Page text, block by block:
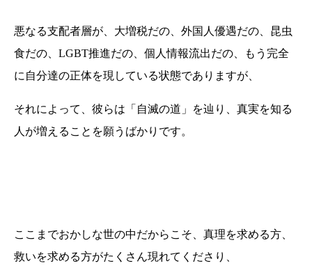
悪なる支配者層が、大増税だの、外国人優遇だの、昆虫
食だの、LGBT推進だの、個人情報流出だの、もう完全
に自分達の正体を現している状態でありますが、
それによって、彼らは「自滅の道」を辿り、真実を知る
人が増えることを願うばかりです。
ここまでおかしな世の中だからこそ、真理を求める方、
救いを求める方がたくさん現れてくださり、